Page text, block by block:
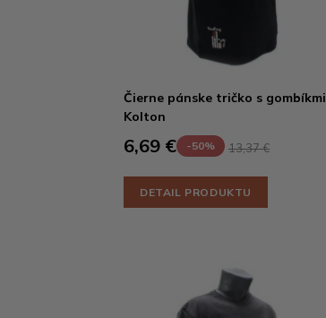
Čierne pánske tričko s gombíkmi
Kolton
6,69 € -50% 13,37 €
DETAIL PRODUKTU